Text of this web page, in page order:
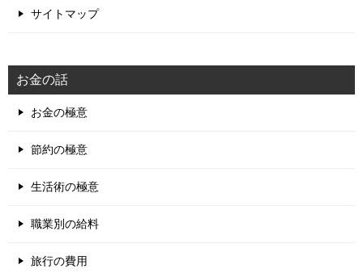
サイトマップ
お金の話
お金の極意
節約の極意
生活術の極意
職業別の給料
旅行の費用